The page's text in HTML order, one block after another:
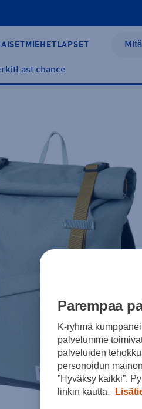
MIEHET LAPSET
Last chance
Parempaa
K-ryhmä
palvelumme
palveluiden
personoidun
”Hyväksy kaikki”.
linkin kautta.